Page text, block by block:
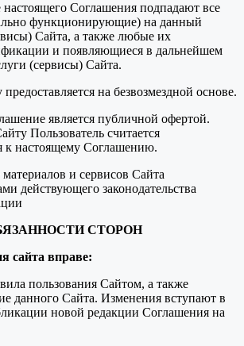
Соглашения подпадают все
функционирующие) на данный
Сайта, а также любые их
и появляющиеся в дальнейшем
(сервисы) Сайта.
на безвозмездной основе.
является публичной офертой.
Пользователь считается
к настоящему Соглашению.
и сервисов Сайта
действующего законодательства
СТОРОН
сайта вправе:
пользования Сайтом, а также
данного Сайта. Изменения вступают в
новой редакции Соглашения на